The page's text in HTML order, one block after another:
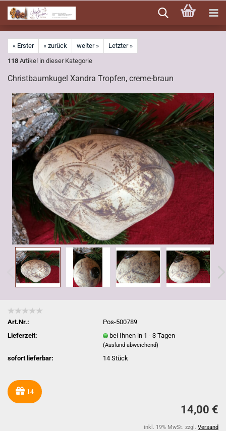
zum
Hauptinhalt
« Erster « zurück weiter »
Letzter »
118 Artikel in dieser Kategorie
Christbaumkugel Xandra Tropfen, creme-braun
Art.Nr.:
Pos-500789
Lieferzeit:
bei Ihnen in 1 - 3 Tagen
(Ausland abweichend)
sofort lieferbar: 14Stück
14
14,00 €
inkl. 19% MwSt. zzgl. Versand